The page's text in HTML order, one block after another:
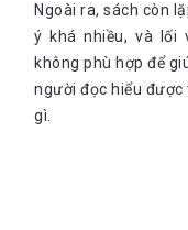
Ngoài ra, sách còn
ý khá nhiều, và lối
không phù hợp để
người đọc hiểu
gì.